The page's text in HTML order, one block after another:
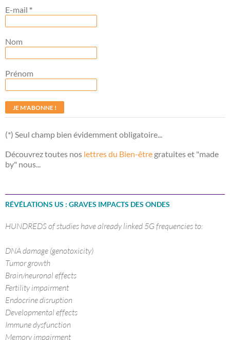
E-mail *
Nom
Prénom
(*) Seul champ bien évidemment obligatoire...
Découvrez toutes nos lettres du Bien-être gratuites et "made
by" nous...
RÉVÉLATIONS US : GRAVES IMPACTS DES ONDES
HUNDREDS of studies have already linked 5G frequencies to:
DNA damage (genotoxicity)
Tumor growth
Brain/neuronal effects
Fertility impairment
Endocrine disruption
Developmental effects
Immune dysfunction
Memory impairment